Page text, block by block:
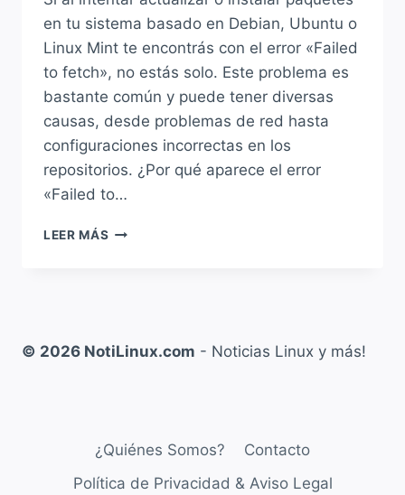
en tu sistema basado en Debian, Ubuntu o
Linux Mint te encontrás con el error «Failed
to fetch», no estás solo. Este problema es
bastante común y puede tener diversas
causas, desde problemas de red hasta
configuraciones incorrectas en los
repositorios. ¿Por qué aparece el error
«Failed to…
LEER MÁS SOLUCIÓN
USAR
Y
DERIVADOS
© 2026 NotiLinux.com - Noticias Linux y más!
¿Quiénes Somos?
Contacto
Política de Privacidad & Aviso Legal